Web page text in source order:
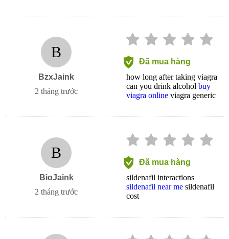
B
BzxJaink
2 tháng trước
Đã mua hàng
how long after taking viagra
can you drink alcohol buy
viagra online viagra generic
B
BioJaink
2 tháng trước
Đã mua hàng
sildenafil interactions
sildenafil near me sildenafil
cost